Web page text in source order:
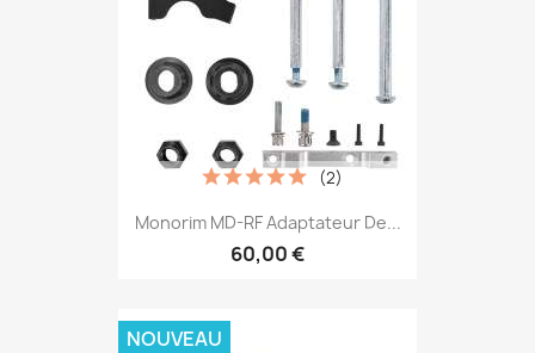
Monorim MD-RF Adaptateur De...
60,00 €
(2)
NOUVEAU